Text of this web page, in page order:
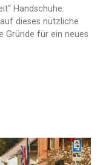
Handschuhe.
dieses nützliche
Gründe für ein neues